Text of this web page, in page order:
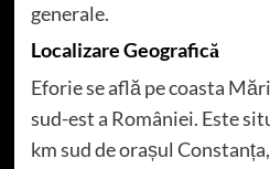
generale.
Localizare Geografică
Eforie se află pe coasta
sud-est a României. Este
km sud de orașul